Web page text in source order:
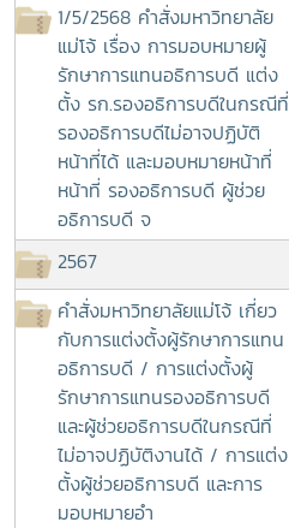
1/5/2568 คำสั่งมหาวิทยาลัย
แม่โจ้ เรื่อง การมอบหมายผู้
รักษาการแทนอธิการบดี แต่ง
ตั้ง รก.รองอธิการบดีในกรณีที่
รองอธิการบดีไม่อาจปฏิบัติ
หน้าที่ได้ และมอบหมายหน้าที่
หน้าที่ รองอธิการบดี ผู้ช่วย
อธิการบดี จ
2567
คำสั่งมหาวิทยาลัยแม่โจ้ เกี่ยว
กับการแต่งตั้งผู้รักษาการแทน
อธิการบดี / การแต่งตั้งผู้
รักษาการแทนรองอธิการบดี
และผู้ช่วยอธิการบดีในกรณีที่
ไม่อาจปฏิบัติงานได้ / การแต่ง
ตั้งผู้ช่วยอธิการบดี และการ
มอบหมายอำ